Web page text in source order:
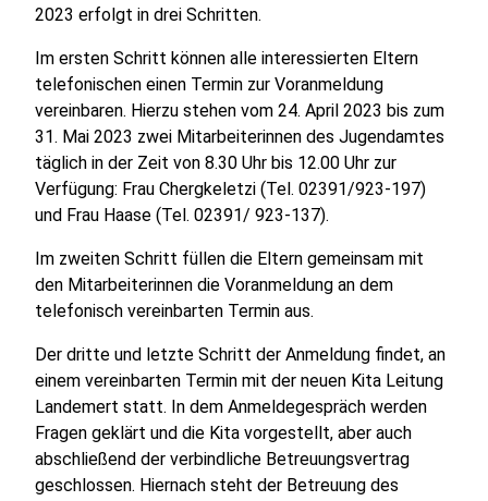
2023 erfolgt in drei Schritten.
Im ersten Schritt können alle interessierten Eltern
telefonischen einen Termin zur Voranmeldung
vereinbaren. Hierzu stehen vom 24. April 2023 bis zum
31. Mai 2023 zwei Mitarbeiterinnen des Jugendamtes
täglich in der Zeit von 8.30 Uhr bis 12.00 Uhr zur
Verfügung: Frau Chergkeletzi (Tel. 02391/923-197)
und Frau Haase (Tel. 02391/ 923-137).
Im zweiten Schritt füllen die Eltern gemeinsam mit
den Mitarbeiterinnen die Voranmeldung an dem
telefonisch vereinbarten Termin aus.
Der dritte und letzte Schritt der Anmeldung findet, an
einem vereinbarten Termin mit der neuen Kita Leitung
Landemert statt. In dem Anmeldegespräch werden
Fragen geklärt und die Kita vorgestellt, aber auch
abschließend der verbindliche Betreuungsvertrag
geschlossen. Hiernach steht der Betreuung des